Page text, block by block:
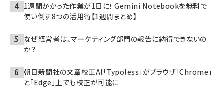
1週間かかった作業が1日に！ Gemini Notebookを無料で
使い倒す8つの活用術【1週間まとめ】
なぜ経営者は、マーケティング部門の報告に納得できないの
か？
朝日新聞社の文章校正AI「Typoless」がブラウザ「Chrome」
と「Edge」上でも校正が可能に